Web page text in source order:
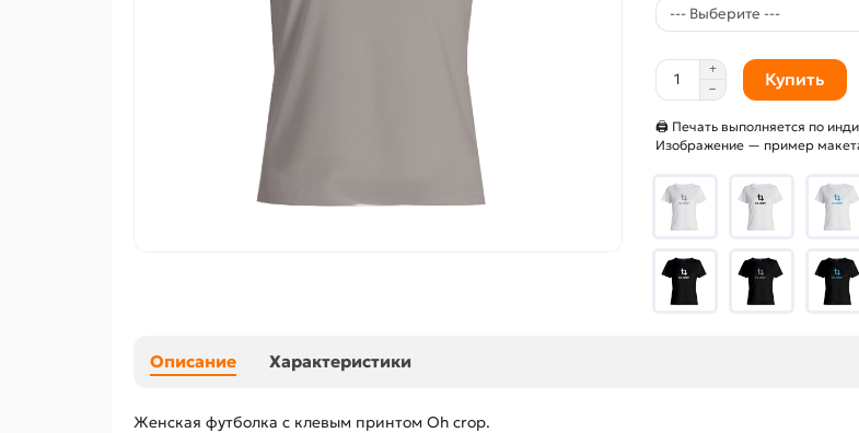
Купить
🖨 Печать выполняется по
Изображение — пример
Описание Характеристики
Женская футболка с клевым принтом Oh crop.